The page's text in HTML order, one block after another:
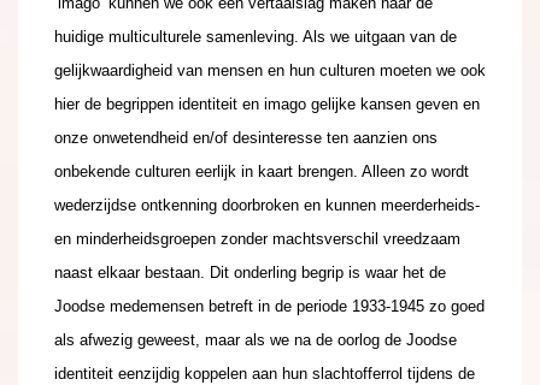
huidige multiculturele samenleving. Als we uitgaan van de
gelijkwaardigheid van mensen en hun culturen moeten we ook
hier de begrippen identiteit en imago gelijke kansen geven en
onze onwetendheid en/of desinteresse ten aanzien ons
onbekende culturen eerlijk in kaart brengen. Alleen zo wordt
wederzijdse ontkenning doorbroken en kunnen meerderheids-
en minderheidsgroepen zonder machtsverschil vreedzaam
naast elkaar bestaan. Dit onderling begrip is waar het de
Joodse medemensen betreft in de periode 1933-1945 zo goed
als afwezig geweest, maar als we na de oorlog de Joodse
identiteit eenzijdig koppelen aan hun slachtofferrol tijdens de